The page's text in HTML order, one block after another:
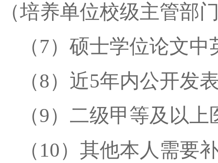
（培养单位校级主管部
（7）硕士学位论文
（8） 近5年内公开发
（9）二级甲等及以
（10）其他本人需要